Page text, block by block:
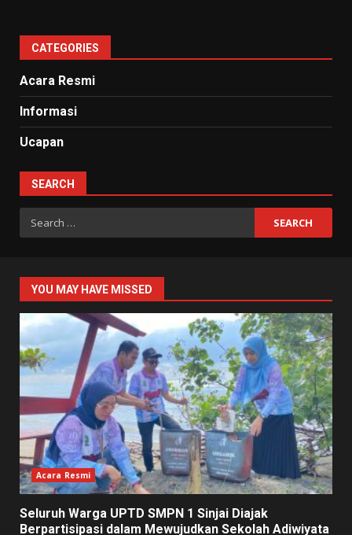
CATEGORIES
Acara Resmi
Informasi
Ucapan
SEARCH
Search
for:
YOU MAY HAVE MISSED
Acara Resmi
Seluruh Warga UPTD SMPN 1 Sinjai Diajak
Berpartisipasi dalam Mewujudkan Sekolah Adiwiyata